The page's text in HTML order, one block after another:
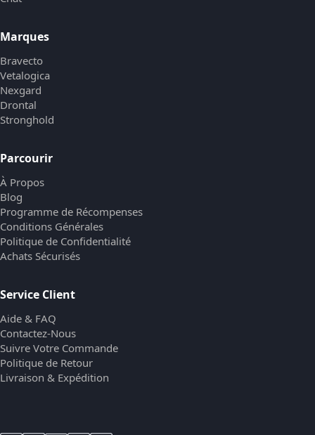
Marques
Bravecto
Vetalogica
Nexgard
Drontal
Stronghold
Parcourir
À Propos
Blog
Programme de Récompenses
Conditions Générales
Politique de Confidentialité
Achats Sécurisés
Service Client
Aide & FAQ
Contactez-Nous
Suivre Votre Commande
Politique de Retour
Livraison & Expédition